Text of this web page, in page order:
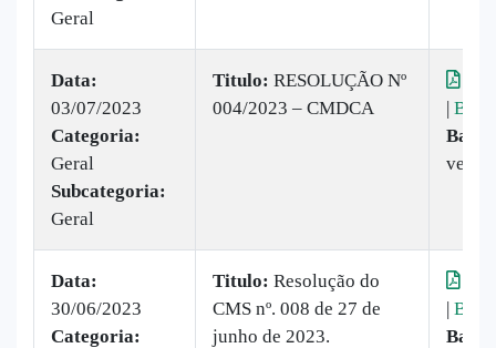
Geral
Data:
03/07/2023
Categoria:
Geral
Subcategoria:
Geral
Titulo: ​RESOLUÇÃO Nº
004/2023 – CMDCA
|
vez
Data:
30/06/2023
Categoria:
Titulo: Resolução do
CMS nº. 008 de 27 de
junho de 2023.
|